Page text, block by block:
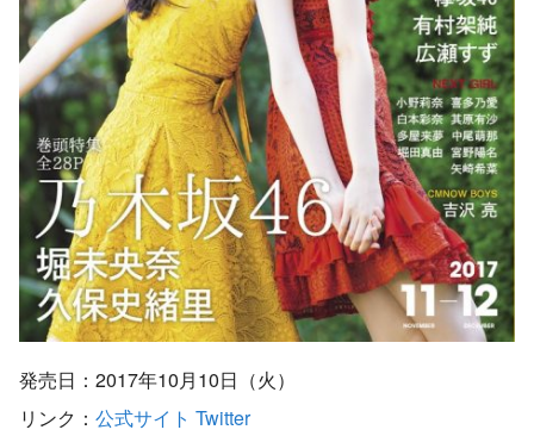
発売日：2017年10月10日（火）
リンク： 公式サイト Twitter